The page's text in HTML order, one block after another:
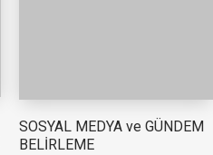
SOSYAL MEDYA ve GÜNDEM
BELİRLEME